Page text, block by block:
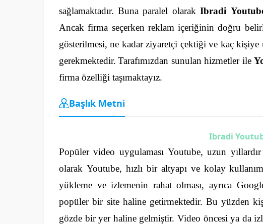
sağlamaktadır. Buna paralel olarakIbradi
Ancak firma seçerken reklam içeriğinin doğru
gösterilmesi, ne kadar ziyaretçi çektiği ve kaç kişiye
gerekmektedir. Tarafımızdan sunulan hizmetler ile
firma özelliği taşımaktayız.
Başlık Metni
Ibradi
Popüler video uygulaması Youtube, uzun
olarak Youtube, hızlı bir altyapı ve kolay
yükleme ve izlemenin rahat olması, ayrıca
popüler bir site haline getirmektedir. Bu yüzden
gözde bir yer haline gelmiştir. Video öncesi ya da